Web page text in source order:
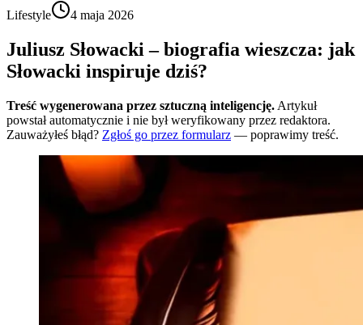
Lifestyle
4 maja 2026
Juliusz Słowacki – biografia wieszcza: jak
Słowacki inspiruje dziś?
Treść wygenerowana przez sztuczną inteligencję. Artykuł
powstał automatycznie i nie był weryfikowany przez redaktora.
Zauważyłeś błąd? Zgłoś go przez formularz — poprawimy treść.